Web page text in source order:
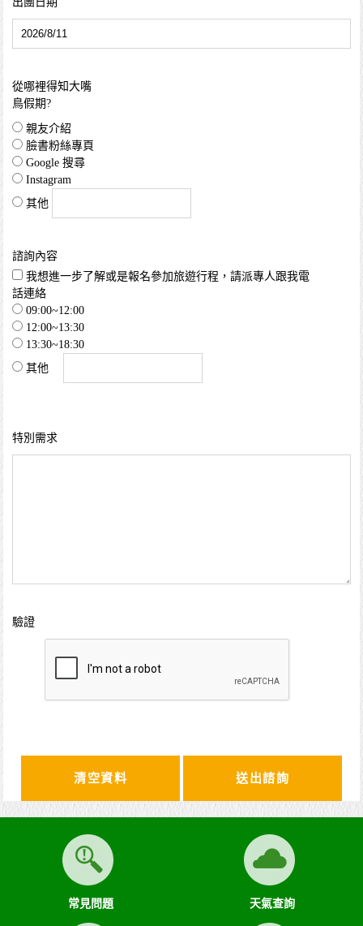
從哪裡得知大嘴
鳥假期?
親友介紹
臉書粉絲專頁
Google 搜尋
Instagram
其他
諮詢內容
我想進一步了解或是報名參加旅遊行程，請派專人跟我電
話連絡
09:00~12:00
12:00~13:30
13:30~18:30
其他
特別需求
驗證
清空資料
常見問題 天氣查詢